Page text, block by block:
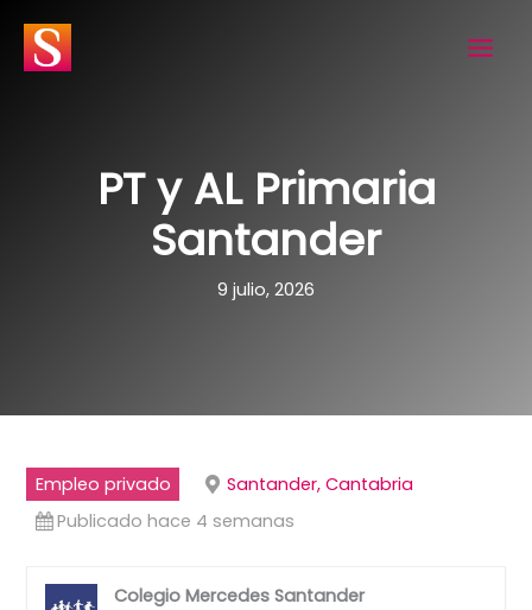
contenido
PT y AL Primaria
Santander
9 julio, 2026
Empleo privado
Santander, Cantabria
Publicado hace 4 semanas
Colegio Mercedes Santander